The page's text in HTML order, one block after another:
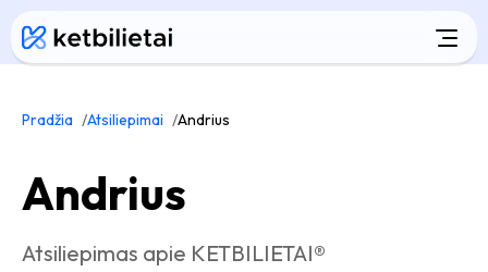
Pradžia Atsiliepimai Andrius
Andrius
Atsiliepimas apie KETBILIETAI®